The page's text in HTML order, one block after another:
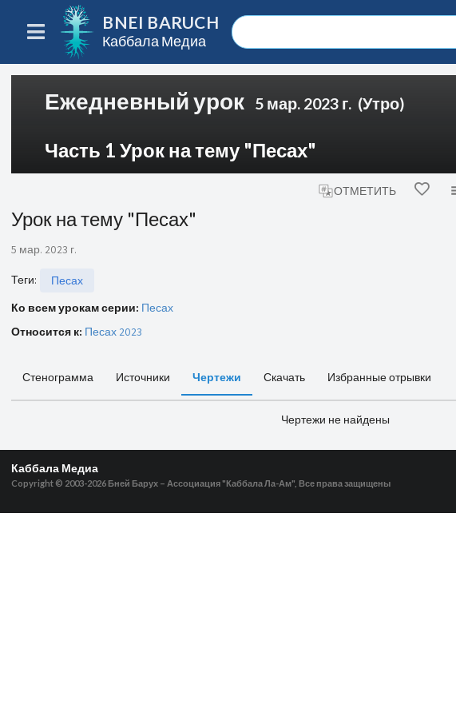
BNEI BARUCH
Каббала Медиа
Ежедневный урок 5 мар. 2023 г. (Утро)
Часть 1 Урок на тему "Песах"
ОТМЕТИТЬ
Урок на тему "Песах"
5 мар. 2023 г.
Теги:
Песах
Ко всем урокам серии: Песах
Относится к: Песах 2023
Стенограмма Источники Чертежи Скачать Избранные отрывки
Чертежи не найдены
Каббала Медиа
Copyright © 2003-2026 Бней Барух – Ассоциация "Каббала Ла-Ам", Все права защищены